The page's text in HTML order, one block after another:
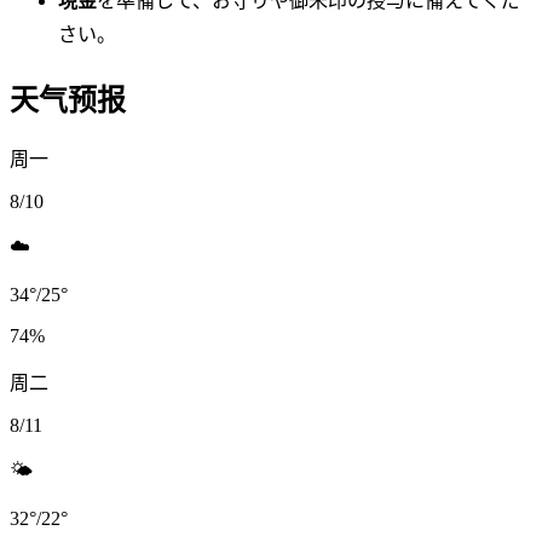
さい。
天气预报
周一
8/10
☁️
34°/25°
74%
周二
8/11
🌤️
32°/22°